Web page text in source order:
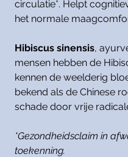
circulatie*. Helpt
het normale
Hibiscus sinensis,
mensen hebben de
kennen de weelderig
bekend als de Chinese
schade door vrije
*Gezondheidsclaim in
toekenning.